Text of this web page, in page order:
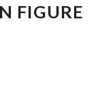
FIGURE